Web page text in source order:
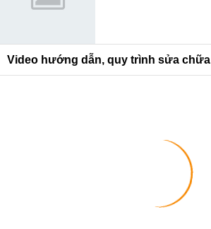
Video hướng dẫn, quy trình sửa chữa